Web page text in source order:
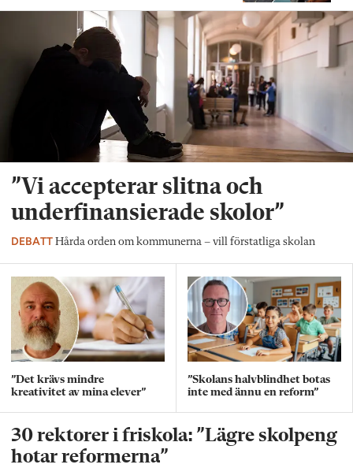
”Vi accepterar slitna och
underfinansierade skolor”
DEBATT Hårda orden om kommunerna – vill förstatliga skolan
”Det krävs mindre
kreativitet av mina elever”
”Skolans halvblindhet botas
inte med ännu en reform”
30 rektorer i friskola: ”Lägre skolpeng
hotar reformerna”